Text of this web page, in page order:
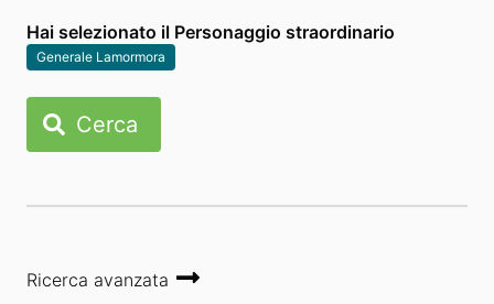
Hai selezionato il Personaggio straordinario
Generale Lamormora
Cerca
Ricerca avanzata